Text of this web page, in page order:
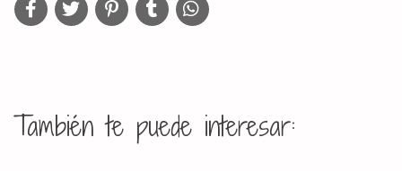
También te puede interesar: